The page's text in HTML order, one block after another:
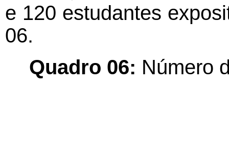
e 120 estudantes
06.
Quadro 06: Número